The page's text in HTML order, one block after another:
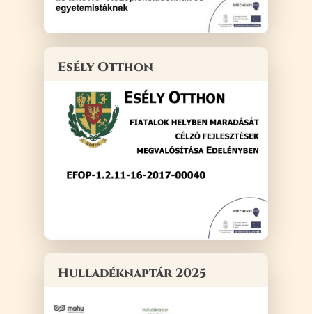
Esély Otthon
Hulladéknaptár 2025